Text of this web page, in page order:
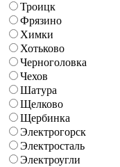
Троицк
Фрязино
Химки
Хотьково
Черноголовка
Чехов
Шатура
Щелково
Щербинка
Электрогорск
Электросталь
Электроугли